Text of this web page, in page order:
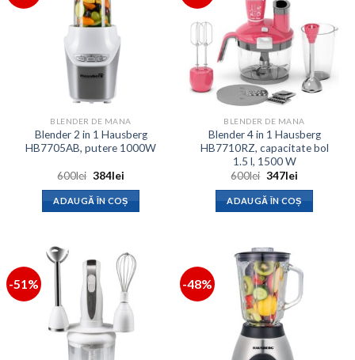
BLENDER DE MANA
Blender 2 in 1 Hausberg
HB7705AB, putere 1000W
600lei Prețul
a
fost:
600lei.
384leiPrețul
este:
384lei.
ADAUGĂ ÎN COȘ
BLENDER DE MANA
Blender 4 in 1 Hausberg
HB7710RZ, capacitate bol
1.5 l, 1500 W
600lei Prețul
a
fost:
600lei.
347leiPrețul
este:
347lei.
ADAUGĂ ÎN COȘ
-51% -48%